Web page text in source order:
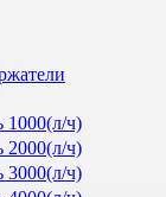
1000(л/ч)
2000(л/ч)
3000(л/ч)